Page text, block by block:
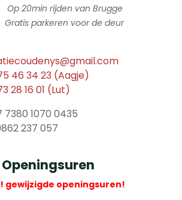
Op 20min rijden van Brugge
parkeren voor de deur
46 34 23 (Aagje)
28 16 01 (Lut)
7380 1070 0435
237 057
Openingsuren
gewijzigde openingsuren!